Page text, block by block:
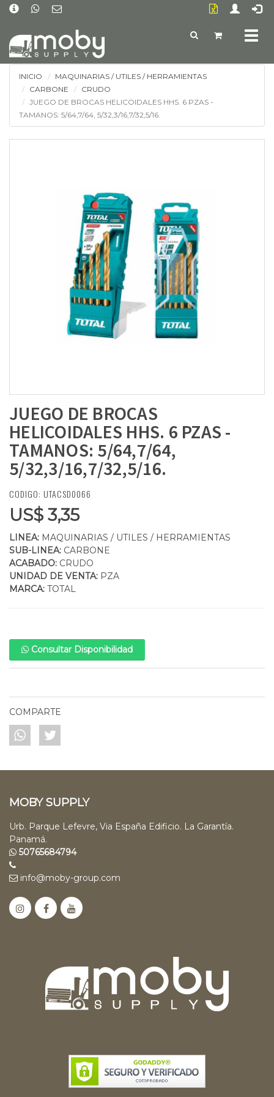
INICIO
MAQUINARIAS / UTILES / HERRAMIENTAS
CARBONE
CRUDO
JUEGO DE BROCAS HELICOIDALES HHS. 6 PZAS -
TAMANOS: 5/64,7/64, 5/32,3/16,7/32,5/16.
JUEGO DE BROCAS
HELICOIDALES HHS. 6 PZAS -
TAMANOS: 5/64,7/64,
5/32,3/16,7/32,5/16.
CODIGO: UTACSD0066
US$ 3,35
LINEA: MAQUINARIAS / UTILES / HERRAMIENTAS
SUB-LINEA: CARBONE
ACABADO: CRUDO
UNIDAD DE VENTA: PZA
MARCA: TOTAL
Consultar Disponibilidad
COMPARTE
MOBY SUPPLY
Urb. Parque Lefevre, Via España Edificio. La Garantía.
Panamá.
50765684794
info@moby-group.com